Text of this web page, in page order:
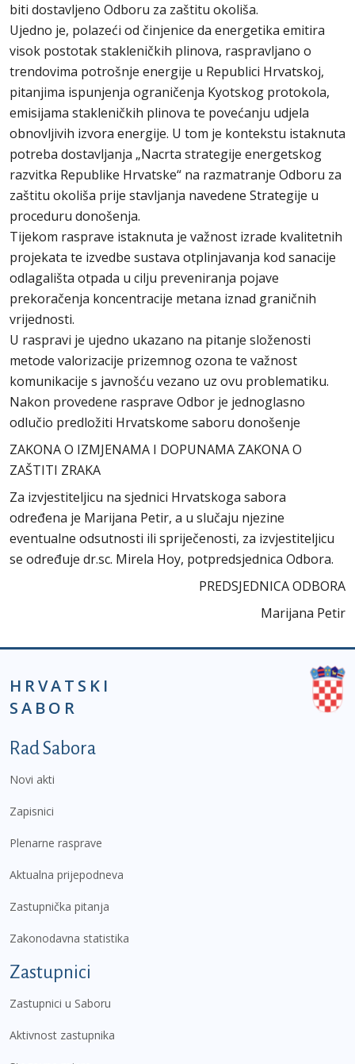
biti dostavljeno Odboru za zaštitu okoliša.
Ujedno je, polazeći od činjenice da energetika emitira
visok postotak stakleničkih plinova, raspravljano o
trendovima potrošnje energije u Republici Hrvatskoj,
pitanjima ispunjenja ograničenja Kyotskog protokola,
emisijama stakleničkih plinova te povećanju udjela
obnovljivih izvora energije. U tom je kontekstu istaknuta
potreba dostavljanja „Nacrta strategije energetskog
razvitka Republike Hrvatske“ na razmatranje Odboru za
zaštitu okoliša prije stavljanja navedene Strategije u
proceduru donošenja.
Tijekom rasprave istaknuta je važnost izrade kvalitetnih
projekata te izvedbe sustava otplinjavanja kod sanacije
odlagališta otpada u cilju preveniranja pojave
prekoračenja koncentracije metana iznad graničnih
vrijednosti.
U raspravi je ujedno ukazano na pitanje složenosti
metode valorizacije prizemnog ozona te važnost
komunikacije s javnošću vezano uz ovu problematiku.
Nakon provedene rasprave Odbor je jednoglasno
odlučio predložiti Hrvatskome saboru donošenje
ZAKONA O IZMJENAMA I DOPUNAMA ZAKONA O
ZAŠTITI ZRAKA
Za izvjestiteljicu na sjednici Hrvatskoga sabora
određena je Marijana Petir, a u slučaju njezine
eventualne odsutnosti ili spriječenosti, za izvjestiteljicu
se određuje dr.sc. Mirela Hoy, potpredsjednica Odbora.
PREDSJEDNICA ODBORA
Marijana Petir
HRVATSKI
SABOR
Podnožje prvi izbornik
Rad Sabora
Novi akti
Zapisnici
Plenarne rasprave
Aktualna prijepodneva
Zastupnička pitanja
Zakonodavna statistika
Zastupnici
Zastupnici u Saboru
Aktivnost zastupnika